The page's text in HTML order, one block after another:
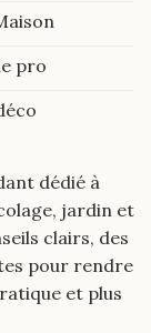
pro
dédié à
jardin et
clairs, des
pour rendre
et plus